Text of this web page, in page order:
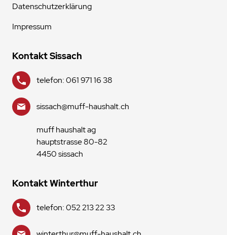
Datenschutzerklärung
Impressum
Kontakt Sissach
telefon: 061 971 16 38
sissach@muff-haushalt.ch
muff haushalt ag
hauptstrasse 80-82
4450 sissach
Kontakt Winterthur
telefon: 052 213 22 33